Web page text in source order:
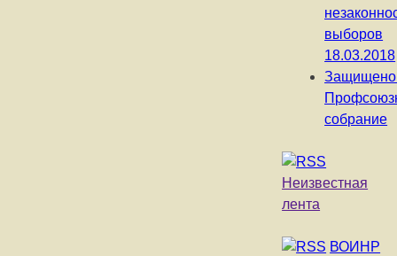
выборов
18.03.2018
собрание
Неизвестная
лента
ВОИНР